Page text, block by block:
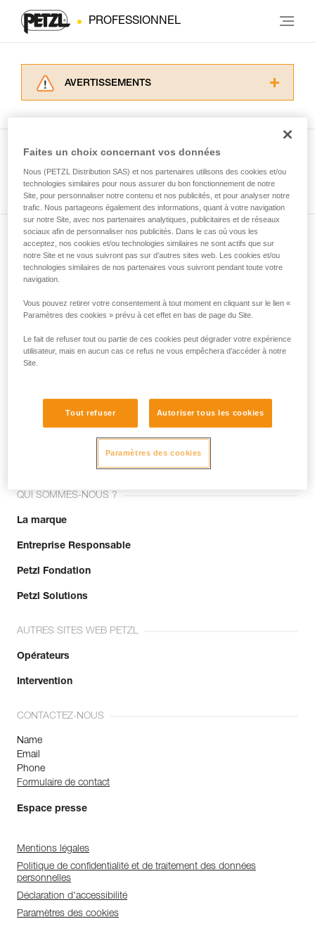
PROFESSIONNEL
AVERTISSEMENTS
informations de la notice technique pour
d’informations.
Maîtriser ces techniques nécessite une
formation et un entraînement spécifique. Validez
avec un professionnel votre capacité à refaire
la manipulation, seul, en toute sécurité, avant
de la reproduire en autonomie.
Nous donnons des exemples de techniques
Voir tous les conseils
Abonnez-vous à la newsletter
et restez connecté à notre actualité
Email *
Rejoignez la communauté !
QUI SOMMES-NOUS ?
La marque
Entreprise Responsable
Petzl Fondation
Petzl Solutions
AUTRES SITES WEB PETZL
Opérateurs
Intervention
CONTACTEZ-NOUS
Name
Email
Phone
Formulaire de contact
Espace presse
Mentions légales
Politique de confidentialité et de traitement des données
personnelles
Déclaration d'accessibilité
Paramètres des cookies
Faites un choix concernant vos données
Nous (PETZL Distribution SAS) et nos partenaires utilisons des cookies et/ou
technologies similaires pour nous assurer du bon fonctionnement de notre
Site, pour personnaliser notre contenu et nos publicités, et pour analyser notre
trafic. Nous partageons également des informations, quant à votre navigation
sur notre Site, avec nos partenaires analytiques, publicitaires et de réseaux
sociaux afin de personnaliser nos publicités. Dans le cas où vous les
acceptez, nos cookies et/ou technologies similaires ne sont actifs que sur
notre Site et ne vous suivront pas sur d’autres sites web. Les cookies et/ou
technologies similaires de nos partenaires vous suivront pendant toute votre
navigation.
Vous pouvez retirer votre consentement à tout moment en cliquant sur le lien «
Paramètres des cookies » prévu à cet effet en bas de page du Site.
Le fait de refuser tout ou partie de ces cookies peut dégrader votre expérience
utilisateur, mais en aucun cas ce refus ne vous empêchera d’accéder à notre
Site.
Tout refuser Autoriser tous les cookies
Paramètres des cookies